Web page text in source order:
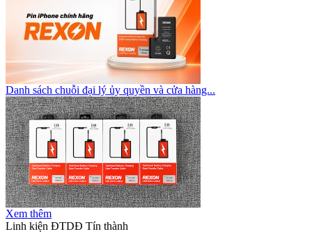
Danh sách chuỗi đại lý ủy quyền và cửa hàng...
Xem thêm
Linh kiện ĐTDĐ Tín thành